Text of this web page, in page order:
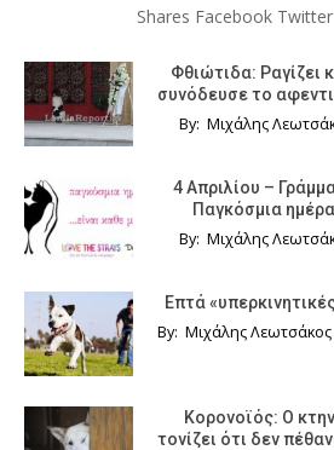
Shares Facebook
Φθιώτιδα: Ραγίζει
συνόδευσε το
By: Μιχάλης
4 Απριλίου –
Παγκόσμια
By: Μιχάλης
Επτά
By: Μιχάλης Λεωτσάκος
Κορονοϊός: Ο
τονίζει ότι δεν